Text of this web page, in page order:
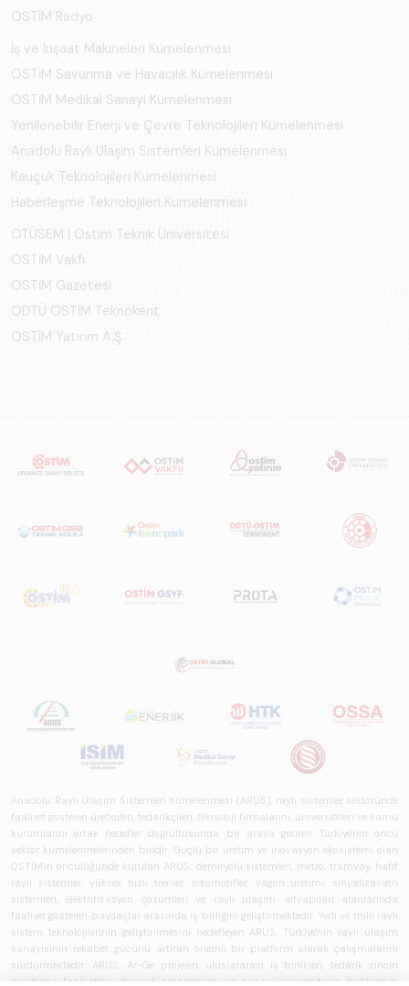
OSTİM Radyo
İş ve İnşaat Makineleri Kümelenmesi
OSTİM Savunma ve Havacılık Kümelenmesi
OSTİM Medikal Sanayi Kümelenmesi
Yenilenebilir Enerji ve Çevre Teknolojileri Kümelenmesi
Anadolu Raylı Ulaşım Sistemleri Kümelenmesi
Kauçuk Teknolojileri Kümelenmesi
Haberleşme Teknolojileri Kümelenmesi
OTÜSEM | Ostim Teknik Üniversitesi
OSTİM Vakfı
OSTİM Gazetesi
ODTÜ OSTİM Teknokent
OSTİM Yatırım A.Ş.
Anadolu Raylı Ulaşım Sistemleri Kümelenmesi (ARUS), raylı sistemler sektöründe
faaliyet gösteren üreticileri, tedarikçileri, teknoloji firmalarını, üniversiteleri ve kamu
kurumlarını ortak hedefler doğrultusunda bir araya getiren Türkiye'nin öncü
sektör kümelenmelerinden biridir. Güçlü bir üretim ve inovasyon ekosistemi olan
OSTİM'in öncülüğünde kurulan ARUS; demiryolu sistemleri, metro, tramvay, hafif
raylı sistemler, yüksek hızlı trenler, lokomotifler, vagon üretimi, sinyalizasyon
sistemleri, elektrifikasyon çözümleri ve raylı ulaşım altyapıları alanlarında
faaliyet gösteren paydaşlar arasında iş birliğini geliştirmektedir. Yerli ve milli raylı
sistem teknolojilerinin geliştirilmesini hedefleyen ARUS, Türkiye'nin raylı ulaşım
sanayisinin rekabet gücünü artıran önemli bir platform olarak çalışmalarını
sürdürmektedir. ARUS; Ar-Ge projeleri, uluslararası iş birlikleri, tedarik zinciri
geliştirme faaliyetleri, ihracat programları ve sanayi-üniversite iş birlikleriyle